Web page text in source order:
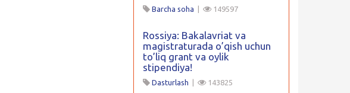
Barcha soha 149597
Rossiya: Bakalavriat va
magistraturada o’qish uchun
to’liq grant va oylik
stipendiya!
Dasturlash 143825